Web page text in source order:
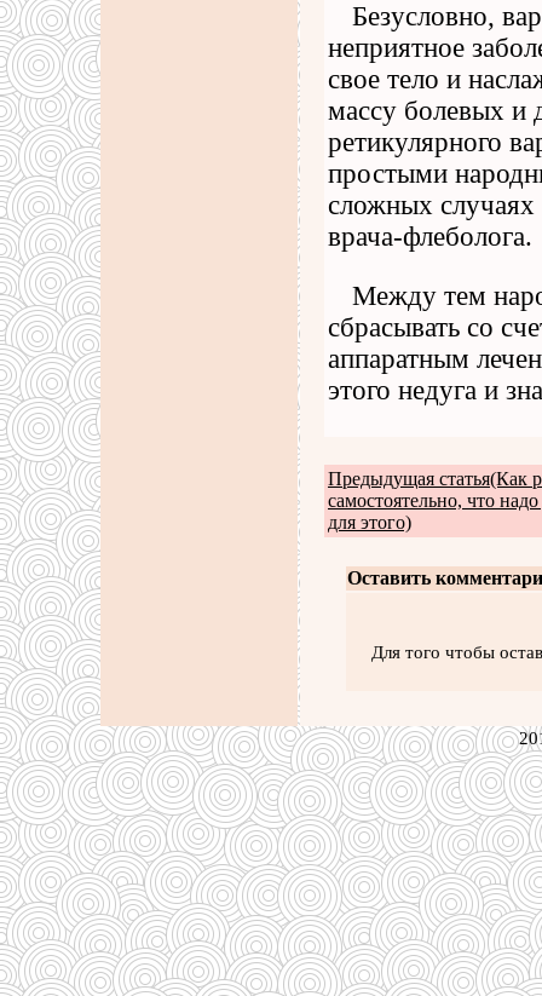
Безусловно,
неприятное
свое тело и
массу болевых
ретикулярного
простыми
сложных случаях
врача-флеболога.
Между тем
сбрасывать со
аппаратным
этого недуга и
Предыдущая статья(Как
самостоятельно, что надо
для этого)
Оставить
Для того чтобы